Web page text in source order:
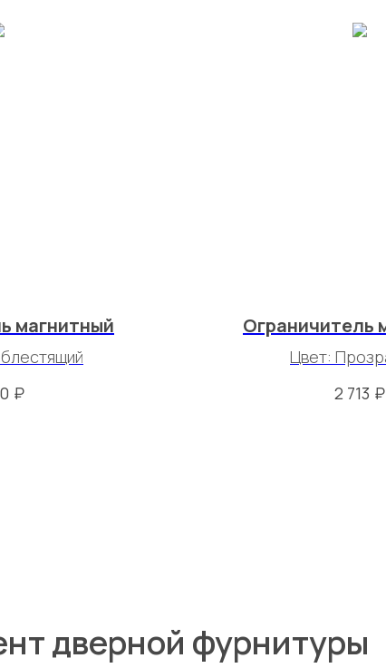
магнитный
₽
Ограничитель
Цвет:
2 713 ₽
дверной фурнитуры